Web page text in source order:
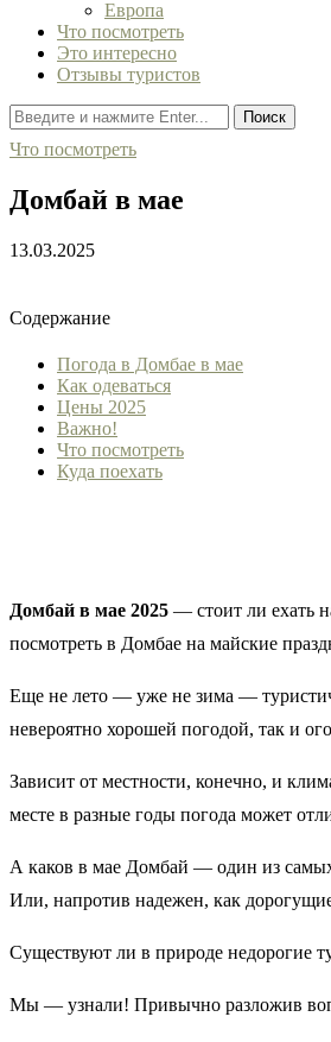
Европа
Что посмотреть
Это интересно
Отзывы туристов
Поиск
Что посмотреть
Домбай в мае
13.03.2025
Содержание
Погода в Домбае в мае
Как одеваться
Цены 2025
Важно!
Что посмотреть
Куда поехать
Домбай в мае 2025 — стоит ли ехать
посмотреть в Домбае на майские
Еще не лето — уже не зима —
невероятно хорошей погодой, так и
Зависит от местности, конечно, и
месте в разные годы погода может
А каков в мае Домбай — один из
Или, напротив надежен, как
Cуществуют ли в природе недорогие
Мы — узнали! Привычно разложив